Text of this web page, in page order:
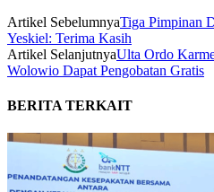
Artikel SebelumnyaTiga Pimpinan
Yeskiel: Terima Kasih
Artikel SelanjutnyaUlta Ordo
Wolowio Dapat Pengobatan Gratis
BERITA TERKAIT